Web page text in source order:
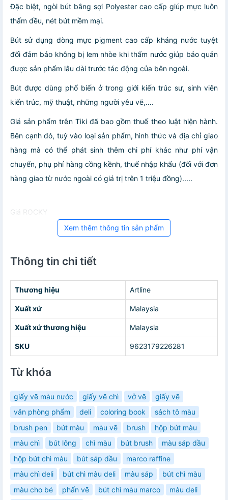
Đặc biệt, ngòi bút bằng sợi Polyester cao cấp giúp mực luôn
thấm đều, nét bút mềm mại.
Bút sử dụng dòng mực pigment cao cấp kháng nước tuyệt
đối đảm bảo không bị lem nhòe khi thấm nước giúp bảo quản
được sản phẩm lâu dài trước tác động của bên ngoài.
Bút được dùng phổ biến ở trong giới kiến trúc sư, sinh viên
kiến trúc, mỹ thuật, những người yêu vẽ,….
Giá sản phẩm trên Tiki đã bao gồm thuế theo luật hiện hành.
Bên cạnh đó, tuỳ vào loại sản phẩm, hình thức và địa chỉ giao
hàng mà có thể phát sinh thêm chi phí khác như phí vận
chuyển, phụ phí hàng cồng kềnh, thuế nhập khẩu (đối với đơn
hàng giao từ nước ngoài có giá trị trên 1 triệu đồng).....
Giá ROCKY
Xem thêm thông tin sản phẩm
Thông tin chi tiết
Thương hiệu Artline
Xuất xứ Malaysia
Xuất xứ thương hiệu Malaysia
SKU 9623179226281
Từ khóa
giấy vẽ màu nước giấy vẽ chì vở vẽ
giấy vẽ
văn phòng phẩm
deli coloring book
sách tô màu
brush pen
bút màu màu vẽ brush
hộp bút màu
màu chì
bút lông chì màu bút brush
màu sáp dầu
hộp bút chì màu
bút sáp dầu
marco raffine
màu chì deli
bút chì màu deli màu sáp
bút chì màu
màu cho bé
phấn vẽ bút chì màu marco
màu deli